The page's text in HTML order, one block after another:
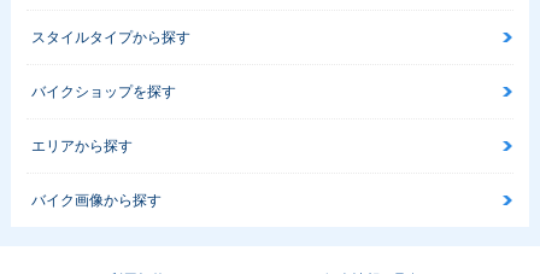
スタイルタイプから探す
バイクショップを探す
エリアから探す
バイク画像から探す